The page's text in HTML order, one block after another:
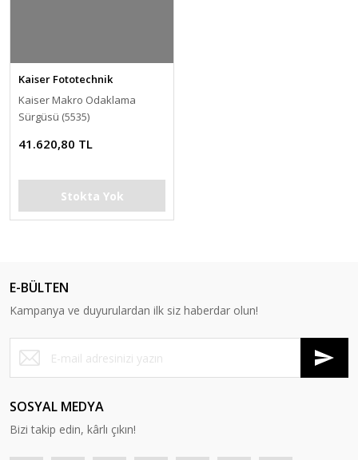
Kaiser Fototechnik
Kaiser Makro Odaklama
Sürgüsü (5535)
41.620,80 TL
Stokta Yok
E-BÜLTEN
Kampanya ve duyurulardan ilk siz haberdar olun!
SOSYAL MEDYA
Bizi takip edin, kârlı çıkın!